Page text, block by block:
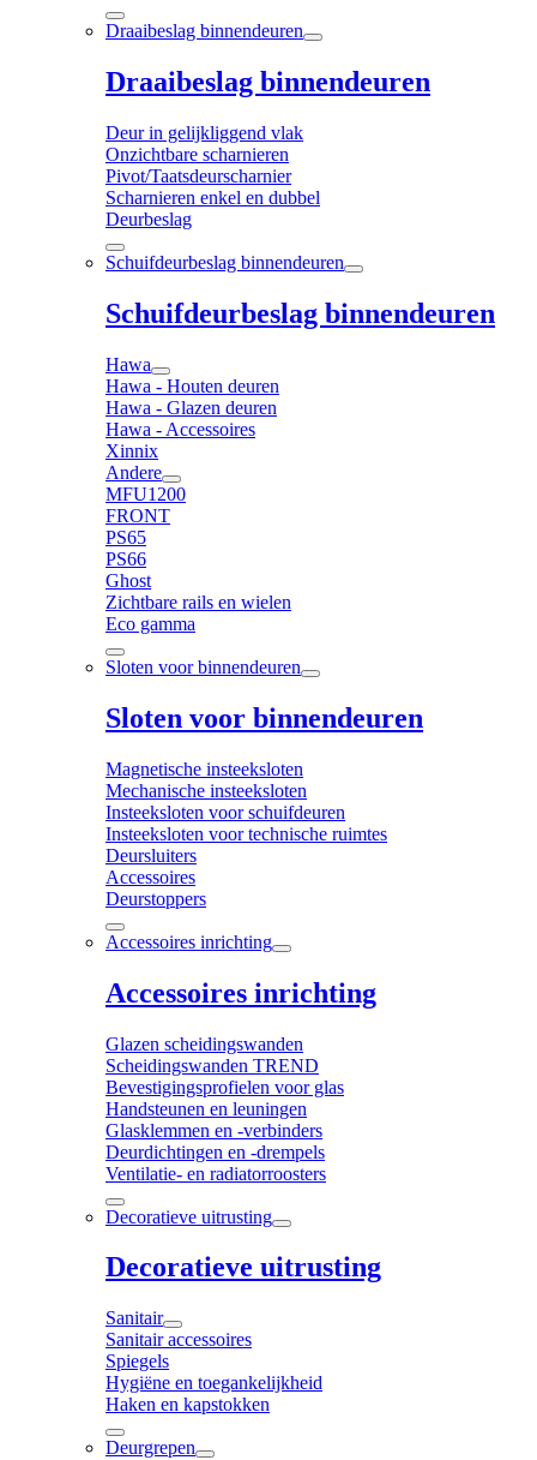
Draaibeslag binnendeuren
Draaibeslag binnendeuren
Deur in gelijkliggend vlak
Onzichtbare scharnieren
Pivot/Taatsdeurscharnier
Scharnieren enkel en dubbel
Deurbeslag
Schuifdeurbeslag binnendeuren
Schuifdeurbeslag binnendeuren
Hawa
Hawa - Houten deuren
Hawa - Glazen deuren
Hawa - Accessoires
Xinnix
Andere
MFU1200
FRONT
PS65
PS66
Ghost
Zichtbare rails en wielen
Eco gamma
Sloten voor binnendeuren
Sloten voor binnendeuren
Magnetische insteeksloten
Mechanische insteeksloten
Insteeksloten voor schuifdeuren
Insteeksloten voor technische ruimtes
Deursluiters
Accessoires
Deurstoppers
Accessoires inrichting
Accessoires inrichting
Glazen scheidingswanden
Scheidingswanden TREND
Bevestigingsprofielen voor glas
Handsteunen en leuningen
Glasklemmen en -verbinders
Deurdichtingen en -drempels
Ventilatie- en radiatorroosters
Decoratieve uitrusting
Decoratieve uitrusting
Sanitair
Sanitair accessoires
Spiegels
Hygiëne en toegankelijkheid
Haken en kapstokken
Deurgrepen